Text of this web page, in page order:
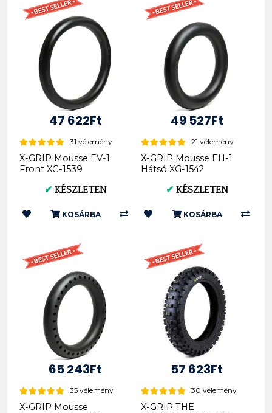
47 622Ft
31 vélemény
X-GRIP Mousse EV-1
Front XG-1539
✔ KÉSZLETEN
KOSÁRBA
49 527Ft
21 vélemény
X-GRIP Mousse EH-1
Hátsó XG-1542
✔ KÉSZLETEN
KOSÁRBA
65 243Ft
35 vélemény
X-GRIP Mousse
57 623Ft
30 vélemény
X-GRIP THE